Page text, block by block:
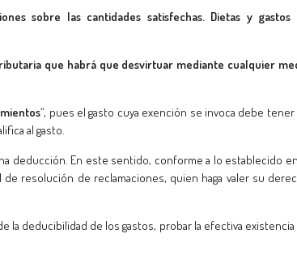
sobre las cantidades satisfechas. Dietas y gastos
que habrá que desvirtuar mediante cualquier
“, pues el gasto cuya exención se invoca debe tener
al gasto.
deducción. En este sentido, conforme a lo establecido
resolución de reclamaciones, quien haga valer su
deducibilidad de los gastos, probar la efectiva existencia